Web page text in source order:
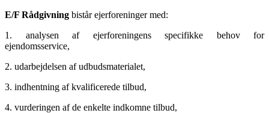
E/F Rådgivning bistår ejerforeninger med:
1. analysen af ejerforeningens specifikke behov for
ejendomsservice,
2. udarbejdelsen af udbudsmaterialet,
3. indhentning af kvalificerede tilbud,
4. vurderingen af de enkelte indkomne tilbud,